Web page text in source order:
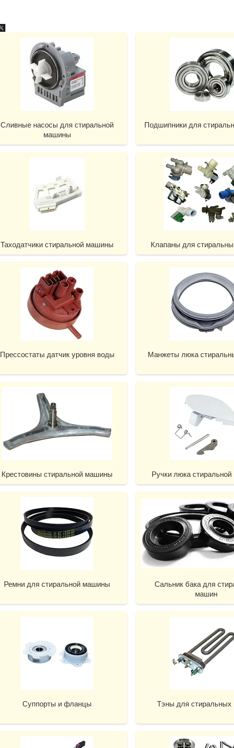
Сливные насосы для стиральной
машины
Подшипники для
Таходатчики стиральной машины Клапаны для
Прессостаты датчик уровня воды Манжеты люка
Крестовины стиральной машины Ручки люка
Ремни для стиральной машины
Сальник бака для
машин
Суппорты и фланцы Тэны для